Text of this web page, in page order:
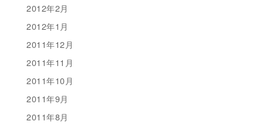
2012年2月
2012年1月
2011年12月
2011年11月
2011年10月
2011年9月
2011年8月